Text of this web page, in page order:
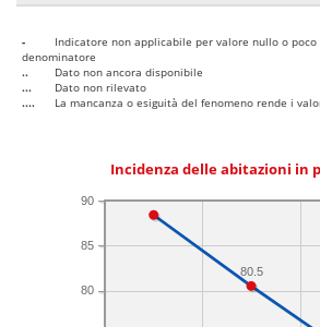
-
Indicatore non applicabile per valore nullo o
denominatore
..
Dato non ancora disponibile
...
Dato non rilevato
....
La mancanza o esiguità del fenomeno rende i
Incidenza delle abitazioni in
80
85
90
80.5